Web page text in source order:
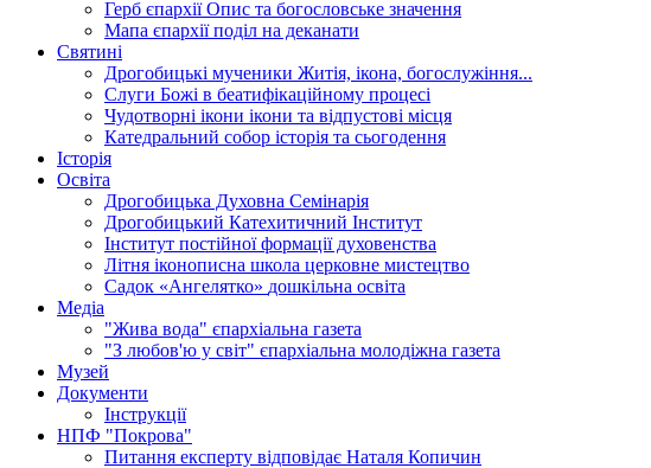
Герб єпархіїОпис та богословське значення
Мапа єпархіїподіл на деканати
Святині
Дрогобицькі мученики Житія, ікона, богослужіння...
Слуги Божі в беатифікаційному процесі
Чудотворні ікони ікони та відпустові місця
Катедральний собор історія та сьогодення
Історія
Освіта
Дрогобицька Духовна Семінарія
Дрогобицький Катехитичний Інститут
Інститут постійної формації духовенства
Літня іконописна школа церковне мистецтво
Садок «Ангелятко» дошкільна освіта
Медіа
"Жива вода" єпархіальна газета
"З любов'ю у світ" єпархіальна молодіжна газета
Музей
Документи
Інструкції
НПФ "Покрова"
Питання експерту відповідає Наталя Копичин